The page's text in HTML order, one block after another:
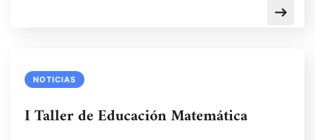
NOTICIAS
I Taller de Educación Matemática